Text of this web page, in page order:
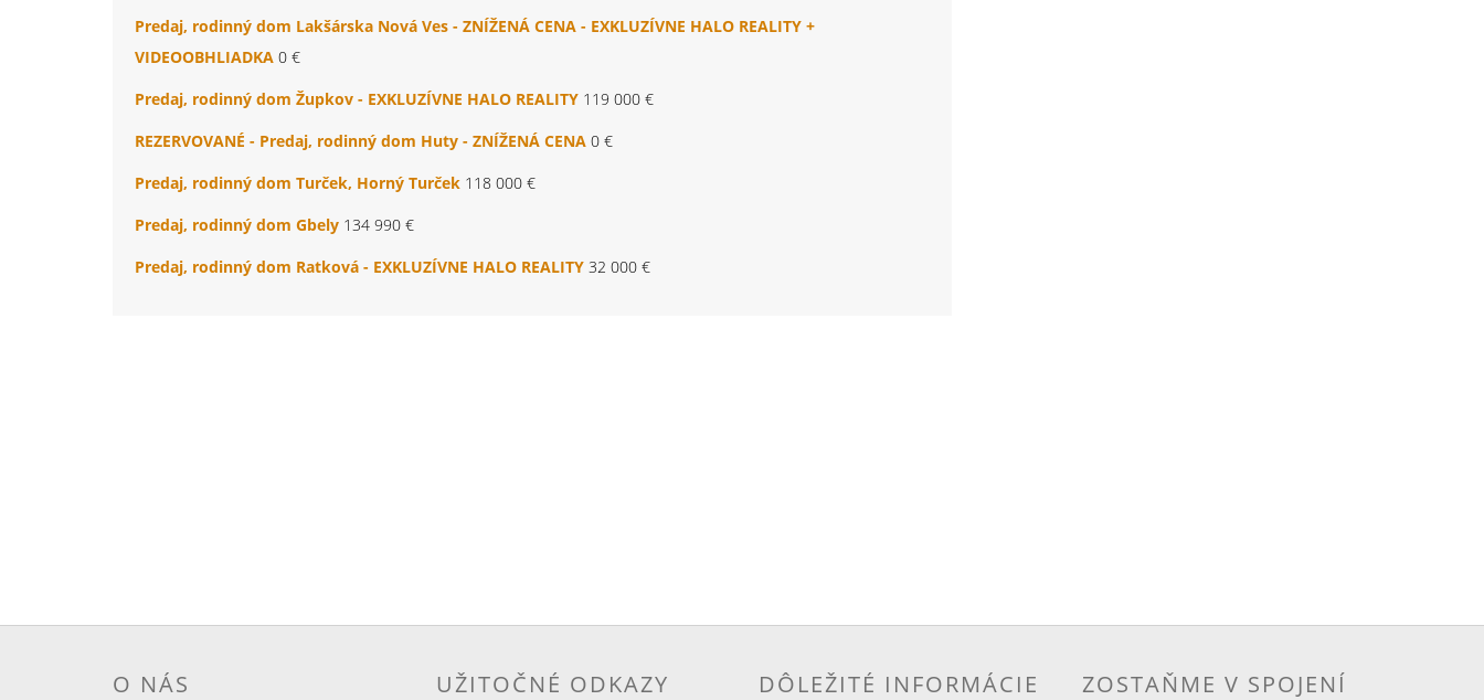
Predaj, rodinný dom Lakšárska Nová Ves - ZNÍŽENÁ CENA - EXKLUZÍVNE HALO REALITY +
VIDEOOBHLIADKA 0 €
Predaj, rodinný dom Župkov - EXKLUZÍVNE HALO REALITY 119 000 €
REZERVOVANÉ - Predaj, rodinný dom Huty - ZNÍŽENÁ CENA 0 €
Predaj, rodinný dom Turček, Horný Turček 118 000 €
Predaj, rodinný dom Gbely 134 990 €
Predaj, rodinný dom Ratková - EXKLUZÍVNE HALO REALITY 32 000 €
O NÁS UŽITOČNÉ ODKAZY DÔLEŽITÉ INFORMÁCIE ZOSTAŇME V SPOJENÍ